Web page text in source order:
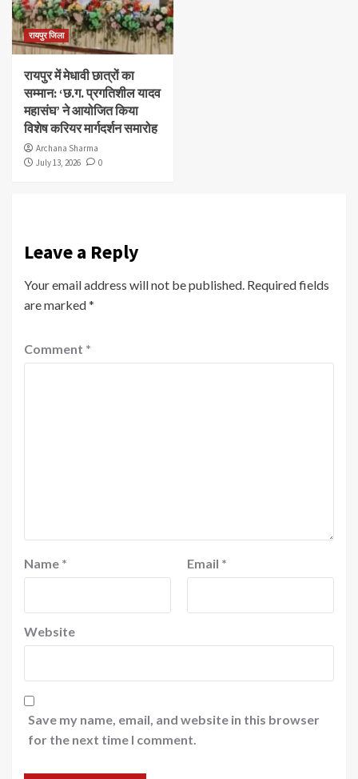
रायपुर जिला
रायपुर में मेधावी छात्रों का
सम्मान: ‘छ.ग. प्रगतिशील यादव
महासंघ’ ने आयोजित किया
विशेष करियर मार्गदर्शन समारोह
Archana Sharma
July 13, 2026
0
Leave a Reply
Your email address will not be published. Required fields
are marked*
Comment *
Name * Email *
Website
Save my name, email, and website in this browser
for the next time I comment.